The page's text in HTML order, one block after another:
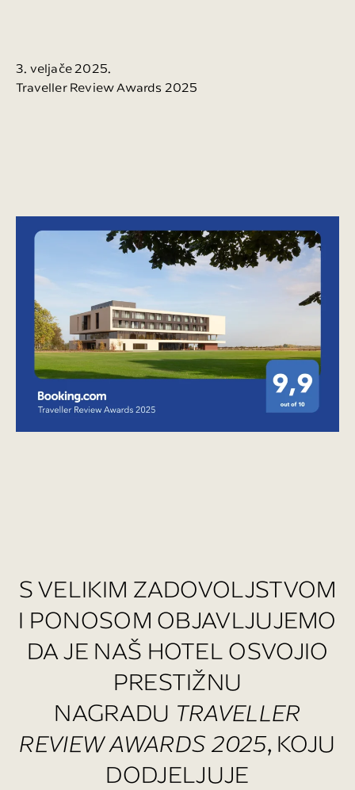
3. veljače 2025.
Traveller Review Awards 2025
S VELIKIM ZADOVOLJSTVOM
I PONOSOM OBJAVLJUJEMO
DA JE NAŠ HOTEL OSVOJIO
PRESTIŽNU
NAGRADU TRAVELLER
REVIEW AWARDS 2025, KOJU
DODJELJUJE